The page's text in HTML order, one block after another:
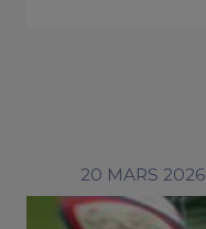
20 MARS 2026